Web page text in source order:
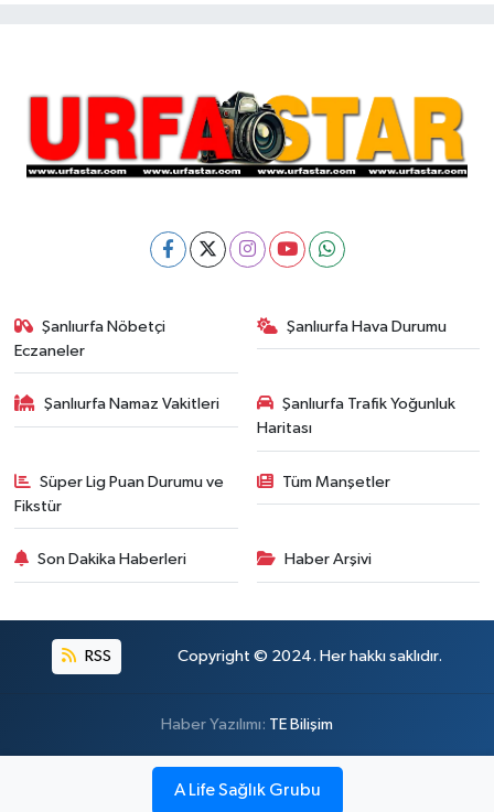
Şanlıurfa Nöbetçi
Eczaneler
Şanlıurfa Hava Durumu
Şanlıurfa Namaz Vakitleri
Şanlıurfa Trafik Yoğunluk
Haritası
Süper Lig Puan Durumu ve
Fikstür
Tüm Manşetler
Son Dakika Haberleri Haber Arşivi
RSS Copyright © 2024. Her hakkı saklıdır.
Haber Yazılımı: TE Bilişim
A Life Sağlık Grubu